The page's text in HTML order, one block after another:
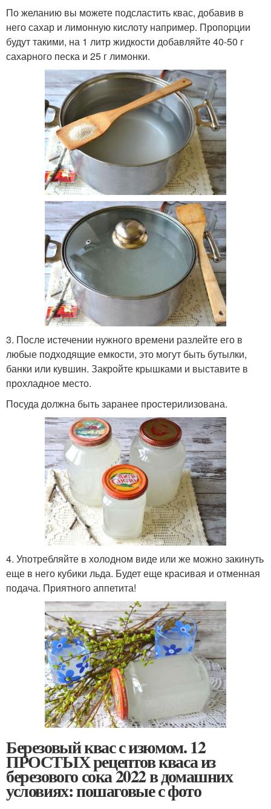
По желанию вы можете подсластить квас, добавив в
него сахар и лимонную кислоту например. Пропорции
будут такими, на 1 литр жидкости добавляйте 40-50 г
сахарного песка и 25 г лимонки.
3. После истечении нужного времени разлейте его в
любые подходящие емкости, это могут быть бутылки,
банки или кувшин. Закройте крышками и выставите в
прохладное место.
Посуда должна быть заранее простерилизована.
4. Употребляйте в холодном виде или же можно закинуть
еще в него кубики льда. Будет еще красивая и отменная
подача. Приятного аппетита!
Березовый квас с изюмом. 12
ПРОСТЫХ рецептов кваса из
березового сока 2022 в домашних
условиях: пошаговые с фото